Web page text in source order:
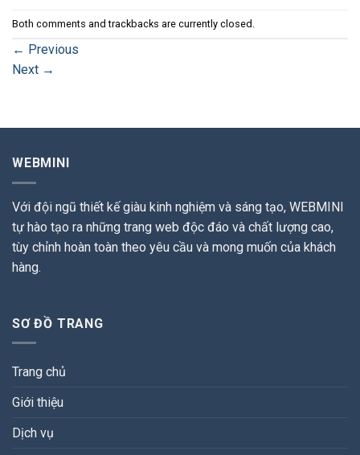
Both comments and trackbacks are currently closed.
← Previous
Next →
WEBMINI
Với đội ngũ thiết kế giàu kinh nghiệm và sáng tạo, WEBMINI
tự hào tạo ra những trang web độc đáo và chất lượng cao,
tùy chỉnh hoàn toàn theo yêu cầu và mong muốn của khách
hàng.
SƠ ĐỒ TRANG
Trang chủ
Giới thiệu
Dịch vụ